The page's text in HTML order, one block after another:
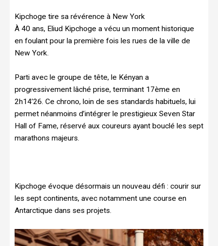
Kipchoge tire sa révérence à New York
À 40 ans, Eliud Kipchoge a vécu un moment historique
en foulant pour la première fois les rues de la ville de
New York.
Parti avec le groupe de tête, le Kényan a
progressivement lâché prise, terminant 17ème en
2h14’26. Ce chrono, loin de ses standards habituels, lui
permet néanmoins d’intégrer le prestigieux Seven Star
Hall of Fame, réservé aux coureurs ayant bouclé les sept
marathons majeurs.
Kipchoge évoque désormais un nouveau défi : courir sur
les sept continents, avec notamment une course en
Antarctique dans ses projets.